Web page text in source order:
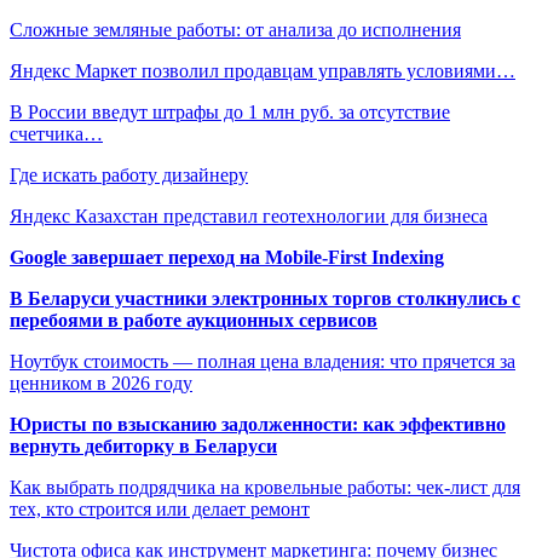
Сложные земляные работы: от анализа до исполнения
Яндекс Маркет позволил продавцам управлять условиями…
В России введут штрафы до 1 млн руб. за отсутствие
счетчика…
Где искать работу дизайнеру
Яндекс Казахстан представил геотехнологии для бизнеса
Google завершает переход на Mobile-First Indexing
В Беларуси участники электронных торгов столкнулись с
перебоями в работе аукционных сервисов
Ноутбук стоимость — полная цена владения: что прячется за
ценником в 2026 году
Юристы по взысканию задолженности: как эффективно
вернуть дебиторку в Беларуси
Как выбрать подрядчика на кровельные работы: чек-лист для
тех, кто строится или делает ремонт
Чистота офиса как инструмент маркетинга: почему бизнес